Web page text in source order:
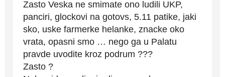
Zasto Veska ne smimate ono ludili UKP,
panciri, glockovi na gotovs, 5.11 patike, jaki
sko, uske farmerke helanke, znacke oko
vrata, opasni smo … nego ga u Palatu
pravde uvodite kroz podrum ???
Zasto ?